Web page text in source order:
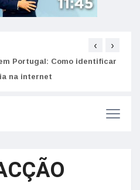
Portugal: Como identificar
na internet
‹ ›